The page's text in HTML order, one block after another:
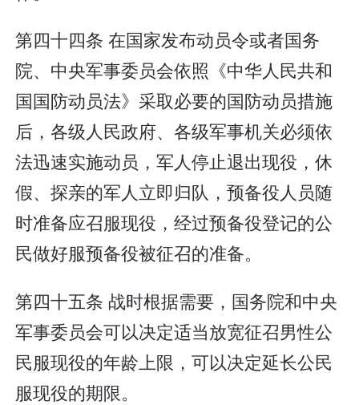
第四十四条 在国家发布动员令或者国务
院、中央军事委员会依照《中华人民共和
国国防动员法》采取必要的国防动员措施
后，各级人民政府、各级军事机关必须依
法迅速实施动员，军人停止退出现役，休
假、探亲的军人立即归队，预备役人员随
时准备应召服现役，经过预备役登记的公
民做好服预备役被征召的准备。
第四十五条 战时根据需要，国务院和中央
军事委员会可以决定适当放宽征召男性公
民服现役的年龄上限，可以决定延长公民
服现役的期限。